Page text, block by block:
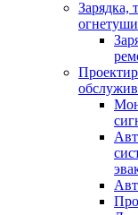
Зарядка,